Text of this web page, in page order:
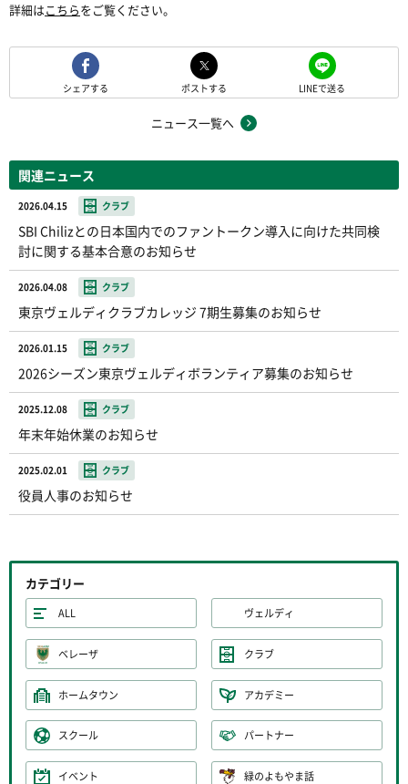
詳細はこちらをご覧ください。
シェアする ポストする LINEで送る
ニュース一覧へ
関連ニュース
2026.04.15 クラブ
SBI Chilizとの日本国内でのファントークン導入に向けた共同検
討に関する基本合意のお知らせ
2026.04.08 クラブ
東京ヴェルディクラブカレッジ 7期生募集のお知らせ
2026.01.15 クラブ
2026シーズン東京ヴェルディボランティア募集のお知らせ
2025.12.08 クラブ
年末年始休業のお知らせ
2025.02.01 クラブ
役員人事のお知らせ
カテゴリー
ALL ヴェルディ
ベレーザ クラブ
ホームタウン アカデミー
スクール パートナー
イベント 緑のよもやま話